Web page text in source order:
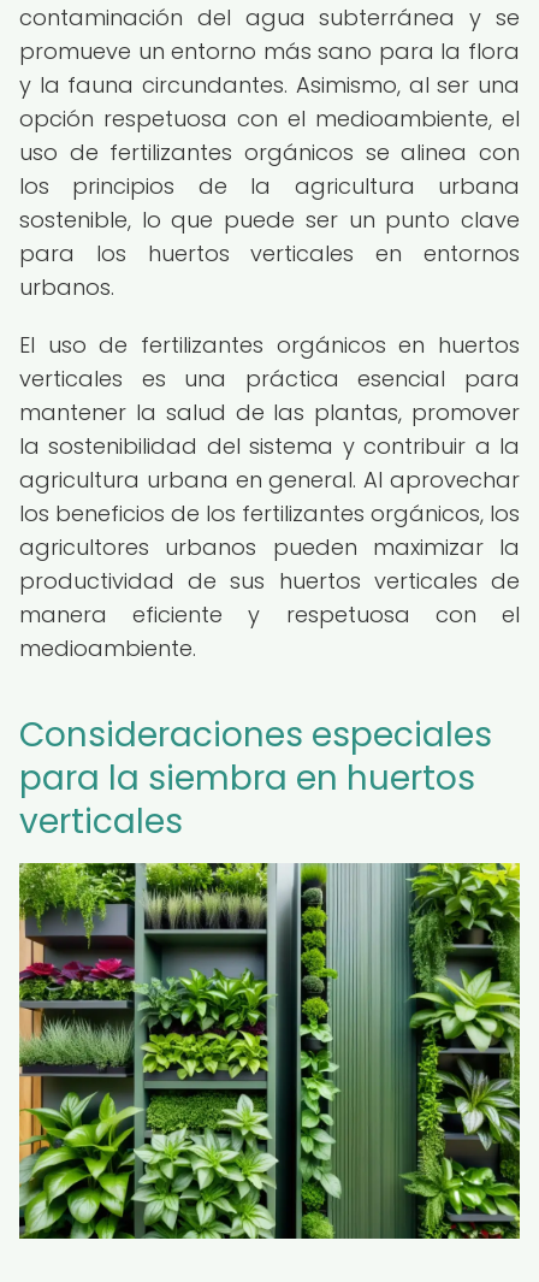
contaminación del agua subterránea y se
promueve un entorno más sano para la flora
y la fauna circundantes. Asimismo, al ser una
opción respetuosa con el medioambiente, el
uso de fertilizantes orgánicos se alinea con
los principios de la agricultura urbana
sostenible, lo que puede ser un punto clave
para los huertos verticales en entornos
urbanos.
El uso de fertilizantes orgánicos en huertos
verticales es una práctica esencial para
mantener la salud de las plantas, promover
la sostenibilidad del sistema y contribuir a la
agricultura urbana en general. Al aprovechar
los beneficios de los fertilizantes orgánicos, los
agricultores urbanos pueden maximizar la
productividad de sus huertos verticales de
manera eficiente y respetuosa con el
medioambiente.
Consideraciones especiales
para la siembra en huertos
verticales